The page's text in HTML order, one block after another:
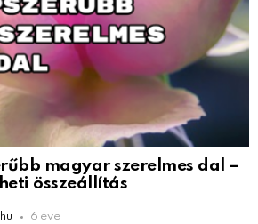
magyar szerelmes dal –
összeállítás
6 éve